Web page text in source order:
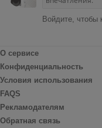
Войдите, чтобы
О сервисе
Конфиденциальность
Условия использования
FAQS
Рекламодателям
Обратная связь